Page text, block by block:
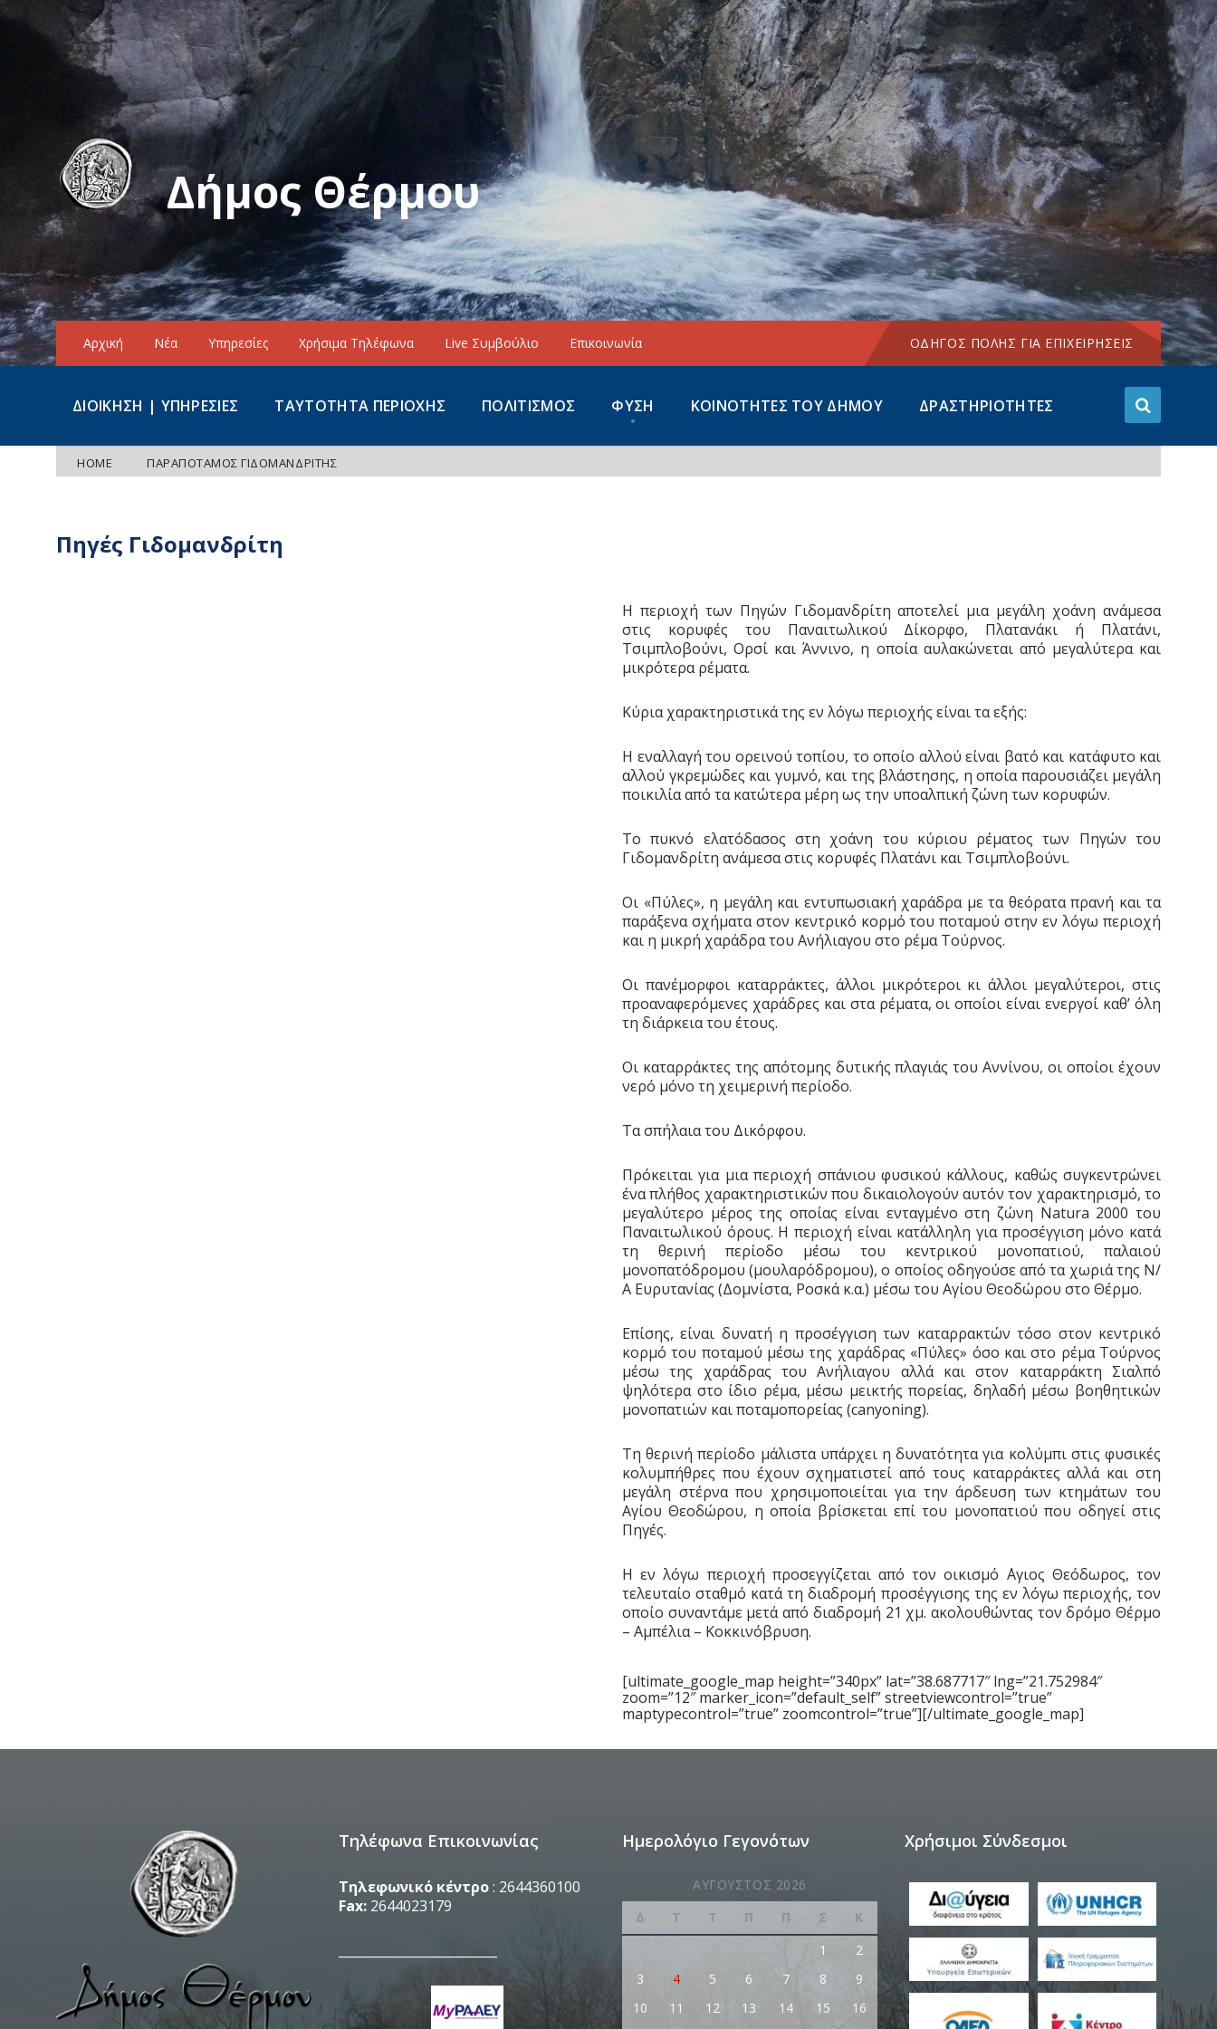
Δήμος Θέρμου
Αρχική Νέα Υπηρεσίες Χρήσιμα Τηλέφωνα Live Συμβούλιο Επικοινωνία
Choose
language:
ΟΔΗΓΟΣ ΠΟΛΗΣ ΓΙΑ ΕΠΙΧΕΙΡΗΣΕΙΣ
ΔΙΟΙΚΗΣΗ | ΥΠΗΡΕΣΙΕΣ ΤΑΥΤΟΤΗΤΑ ΠΕΡΙΟΧΗΣ ΠΟΛΙΤΙΣΜΟΣ ΦΥΣΗ ΚΟΙΝΟΤΗΤΕΣ ΤΟΥ ΔΗΜΟΥ ΔΡΑΣΤΗΡΙΟΤΗΤΕΣ
HOME ΠΑΡΑΠΌΤΑΜΟΣ ΓΙΔΟΜΑΝΔΡΊΤΗΣ
Πηγές Γιδομανδρίτη
Η περιοχή των Πηγών Γιδομανδρίτη αποτελεί μια μεγάλη χοάνη ανάμεσα
στις κορυφές του Παναιτωλικού Δίκορφο, Πλατανάκι ή Πλατάνι,
Τσιμπλοβούνι, Ορσί και Άννινο, η οποία αυλακώνεται από μεγαλύτερα και
μικρότερα ρέματα.
Κύρια χαρακτηριστικά της εν λόγω περιοχής είναι τα εξής:
Η εναλλαγή του ορεινού τοπίου, το οποίο αλλού είναι βατό και κατάφυτο και
αλλού γκρεμώδες και γυμνό, και της βλάστησης, η οποία παρουσιάζει μεγάλη
ποικιλία από τα κατώτερα μέρη ως την υποαλπική ζώνη των κορυφών.
Το πυκνό ελατόδασος στη χοάνη του κύριου ρέματος των Πηγών του
Γιδομανδρίτη ανάμεσα στις κορυφές Πλατάνι και Τσιμπλοβούνι.
Οι «Πύλες», η μεγάλη και εντυπωσιακή χαράδρα με τα θεόρατα πρανή και τα
παράξενα σχήματα στον κεντρικό κορμό του ποταμού στην εν λόγω περιοχή
και η μικρή χαράδρα του Ανήλιαγου στο ρέμα Τούρνος.
Οι πανέμορφοι καταρράκτες, άλλοι μικρότεροι κι άλλοι μεγαλύτεροι, στις
προαναφερόμενες χαράδρες και στα ρέματα, οι οποίοι είναι ενεργοί καθ’ όλη
τη διάρκεια του έτους.
Οι καταρράκτες της απότομης δυτικής πλαγιάς του Αννίνου, οι οποίοι έχουν
νερό μόνο τη χειμερινή περίοδο.
Τα σπήλαια του Δικόρφου.
Πρόκειται για μια περιοχή σπάνιου φυσικού κάλλους, καθώς συγκεντρώνει
ένα πλήθος χαρακτηριστικών που δικαιολογούν αυτόν τον χαρακτηρισμό, το
μεγαλύτερο μέρος της οποίας είναι ενταγμένο στη ζώνη Natura 2000 του
Παναιτωλικού όρους. Η περιοχή είναι κατάλληλη για προσέγγιση μόνο κατά
τη θερινή περίοδο μέσω του κεντρικού μονοπατιού, παλαιού
μονοπατόδρομου (μουλαρόδρομου), ο οποίος οδηγούσε από τα χωριά της Ν/
Α Ευρυτανίας (Δομνίστα, Ροσκά κ.α.) μέσω του Αγίου Θεοδώρου στο Θέρμο.
Επίσης, είναι δυνατή η προσέγγιση των καταρρακτών τόσο στον κεντρικό
κορμό του ποταμού μέσω της χαράδρας «Πύλες» όσο και στο ρέμα Τούρνος
μέσω της χαράδρας του Ανήλιαγου αλλά και στον καταρράκτη Σιαλπό
ψηλότερα στο ίδιο ρέμα, μέσω μεικτής πορείας, δηλαδή μέσω βοηθητικών
μονοπατιών και ποταμοπορείας (canyoning).
Τη θερινή περίοδο μάλιστα υπάρχει η δυνατότητα για κολύμπι στις φυσικές
κολυμπήθρες που έχουν σχηματιστεί από τους καταρράκτες αλλά και στη
μεγάλη στέρνα που χρησιμοποιείται για την άρδευση των κτημάτων του
Αγίου Θεοδώρου, η οποία βρίσκεται επί του μονοπατιού που οδηγεί στις
Πηγές.
Η εν λόγω περιοχή προσεγγίζεται από τον οικισμό ΄Αγιος Θεόδωρος, τον
τελευταίο σταθμό κατά τη διαδρομή προσέγγισης της εν λόγω περιοχής, τον
οποίο συναντάμε μετά από διαδρομή 21 χμ. ακολουθώντας τον δρόμο Θέρμο
– Αμπέλια – Κοκκινόβρυση.
[ultimate_google_map height=”340px” lat=”38.687717″ lng=”21.752984″
zoom=”12″ marker_icon=”default_self” streetviewcontrol=”true”
maptypecontrol=”true” zoomcontrol=”true”][/ultimate_google_map]
Τηλέφωνα Επικοινωνίας
Τηλεφωνικό κέντρο: 2644360100
Fax: 2644023179
Ημερολόγιο Γεγονότων
ΑΎΓΟΥΣΤΟΣ 2026
Δ
Τ Τ Π Π Σ
Κ
1
2
3
4 5 6 7 8
9
10
11 12 13 14 15
16
Χρήσιμοι Σύνδεσμοι